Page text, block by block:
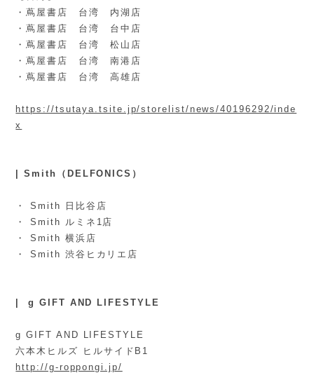
・蔦屋書店 台湾 内湖店
・蔦屋書店 台湾 台中店
・蔦屋書店 台湾 松山店
・蔦屋書店 台湾 南港店
・蔦屋書店 台湾 高雄店
https://tsutaya.tsite.jp/storelist/news/40196292/inde
x
| Smith（ DELFONICS）
・
Smith 日比谷店
・
Smith ルミネ1店
・ Smith 横浜店
・ Smith 渋谷ヒカリエ店
| g GIFT AND LIFESTYLE
g GIFT AND LIFESTYLE
六本木ヒルズ ヒルサイドB1
http://g-roppongi.jp/